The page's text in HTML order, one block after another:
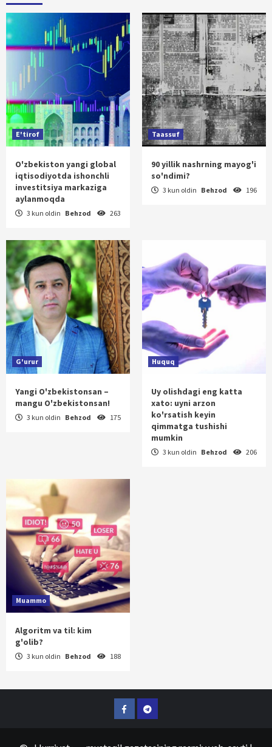
E'tirof
O'zbekiston yangi global
iqtisodiyotda ishonchli
investitsiya markaziga
aylanmoqda
3 kun oldin Behzod 263
Taassuf
90 yillik nashrning mayog'i
so'ndimi?
3 kun oldin Behzod 196
G'urur
Yangi O'zbekistonsan –
mangu O'zbekistonsan!
3 kun oldin Behzod 175
Huquq
Uy olishdagi eng katta
xato: uyni arzon
ko'rsatish keyin
qimmatga tushishi
mumkin
3 kun oldin Behzod 206
Muammo
Algoritm va til: kim
g'olib?
3 kun oldin Behzod 188
FacebookTelegram